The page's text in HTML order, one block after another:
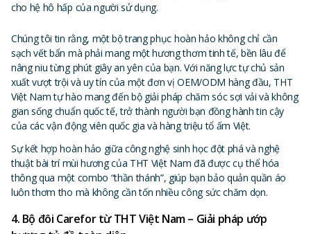
cho hệ hô hấp của người sử dụng.
Chúng tôi tin rằng, một bộ trang phục hoàn hảo không chỉ cần
sạch vết bẩn mà phải mang một hương thơm tinh tế, bền lâu để
nâng niu từng phút giây an yên của bạn. Với năng lực tự chủ sản
xuất vượt trội và uy tín của một đơn vị OEM/ODM hàng đầu, THT
Việt Nam tự hào mang đến bộ giải pháp chăm sóc sợi vải và không
gian sống chuẩn quốc tế, trở thành người bạn đồng hành tin cậy
của các vận động viên quốc gia và hàng triệu tổ ấm Việt.
Sự kết hợp hoàn hảo giữa công nghệ sinh học đột phá và nghệ
thuật bài trí mùi hương của THT Việt Nam đã được cụ thể hóa
thông qua một combo “thần thánh”, giúp bạn bảo quản quần áo
luôn thơm tho mà không cần tốn nhiều công sức chăm dọn.
4. Bộ đôi Carefor từ THT Việt Nam – Giải pháp ướp